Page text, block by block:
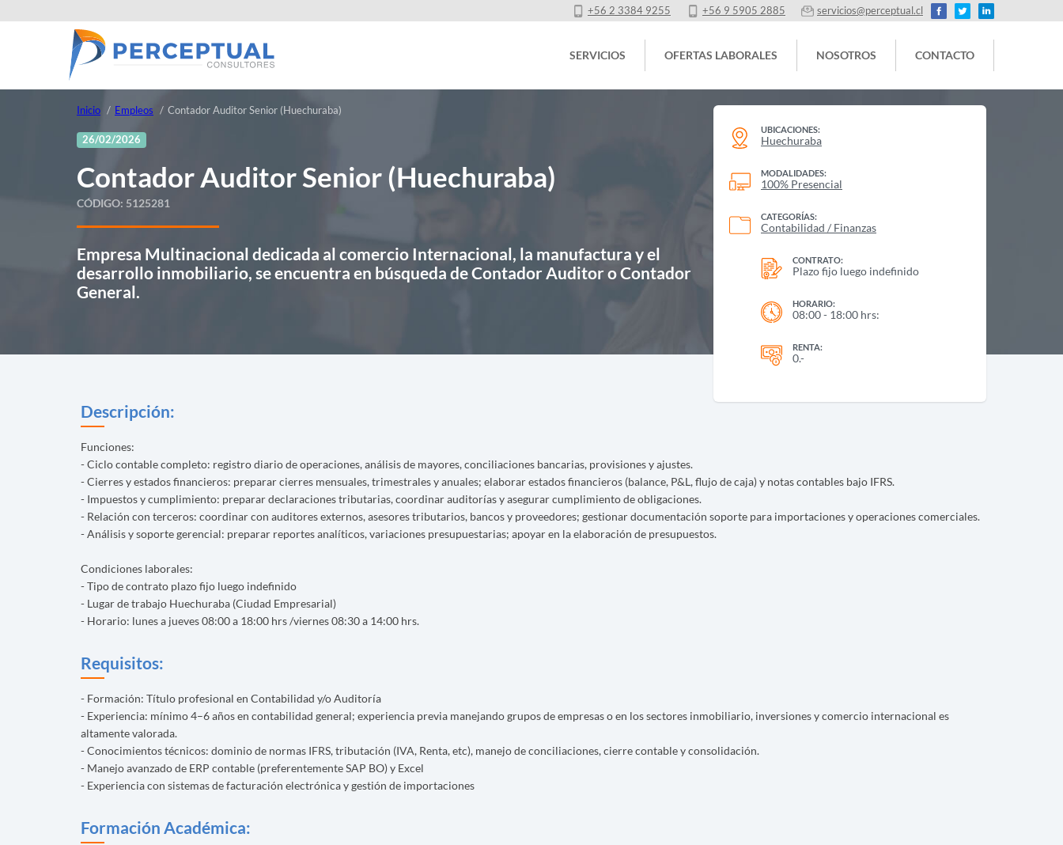
+56 2 3384 9255 +56 9 5905 2885 servicios@perceptual.cl
SERVICIOS OFERTAS LABORALES NOSOTROS CONTACTO
Inicio Empleos Contador Auditor Senior (Huechuraba)
26/02/2026
Contador Auditor Senior (Huechuraba)
CÓDIGO: 5125281
Empresa Multinacional dedicada al comercio Internacional, la manufactura y el
desarrollo inmobiliario, se encuentra en búsqueda de Contador Auditor o Contador
General.
UBICACIONES:
Huechuraba
MODALIDADES:
100% Presencial
CATEGORÍAS:
Contabilidad / Finanzas
CONTRATO:
Plazo fijo luego indefinido
HORARIO:
08:00 - 18:00 hrs:
RENTA:
0.-
Descripción:
Funciones:
- Ciclo contable completo: registro diario de operaciones, análisis de mayores, conciliaciones bancarias, provisiones y ajustes.
- Cierres y estados financieros: preparar cierres mensuales, trimestrales y anuales; elaborar estados financieros (balance, P&L, flujo de caja) y notas contables bajo IFRS.
- Impuestos y cumplimiento: preparar declaraciones tributarias, coordinar auditorías y asegurar cumplimiento de obligaciones.
- Relación con terceros: coordinar con auditores externos, asesores tributarios, bancos y proveedores; gestionar documentación soporte para importaciones y operaciones comerciales.
- Análisis y soporte gerencial: preparar reportes analíticos, variaciones presupuestarias; apoyar en la elaboración de presupuestos.
Condiciones laborales:
- Tipo de contrato plazo fijo luego indefinido
- Lugar de trabajo Huechuraba (Ciudad Empresarial)
- Horario: lunes a jueves 08:00 a 18:00 hrs /viernes 08:30 a 14:00 hrs.
Requisitos:
- Formación: Título profesional en Contabilidad y/o Auditoría
- Experiencia: mínimo 4–6 años en contabilidad general; experiencia previa manejando grupos de empresas o en los sectores inmobiliario, inversiones y comercio internacional es
altamente valorada.
- Conocimientos técnicos: dominio de normas IFRS, tributación (IVA, Renta, etc), manejo de conciliaciones, cierre contable y consolidación.
- Manejo avanzado de ERP contable (preferentemente SAP BO) y Excel
- Experiencia con sistemas de facturación electrónica y gestión de importaciones
Formación Académica: